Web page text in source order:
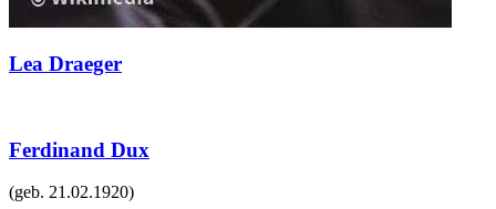
Lea Draeger
Ferdinand Dux
(geb. 21.02.1920)